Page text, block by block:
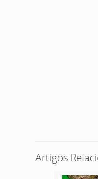
Artigos